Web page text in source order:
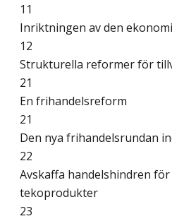
11
Inriktningen av den
12
Strukturella reformer för
21
En frihandelsreform
21
Den nya frihandelsrundan
22
Avskaffa handelshindren för
tekoprodukter
23